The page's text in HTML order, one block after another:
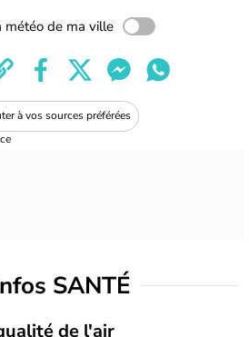
météo de ma ville
à vos sources préférées
Infos SANTÉ
de l'air